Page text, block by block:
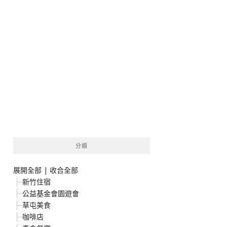
分類
展開全部 | 收合全部
新竹住宿
公益基金會園遊會
草屯美食
咖啡店